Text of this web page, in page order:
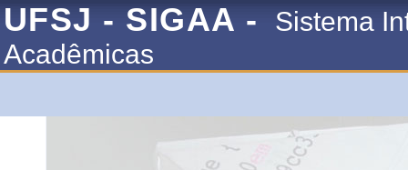
UFSJ - SIGAA -
Sistema
Acadêmicas